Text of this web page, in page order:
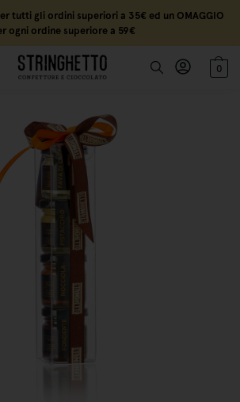
tutti gli ordini superiori a 35€ ed un OMAGGIO
ogni ordine superiore a 59€
0